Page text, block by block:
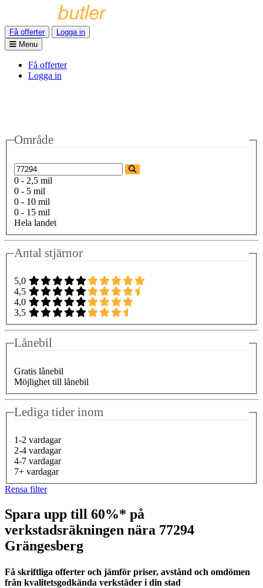
Få offerter
Logga in
Menu
Få offerter
Logga in
Område
0 - 2,5 mil
0 - 5 mil
0 - 10 mil
0 - 15 mil
Hela landet
Antal stjärnor
5,0
4,5
4,0
3,5
Lånebil
Gratis lånebil
Möjlighet till lånebil
Lediga tider inom
1-2 vardagar
2-4 vardagar
4-7 vardagar
7+ vardagar
Rensa filter
Spara upp till 60%* på
verkstadsräkningen nära 77294
Grängesberg
Få skriftliga offerter och jämför priser, avstånd och omdömen
från kvalitetsgodkända verkstäder i din stad